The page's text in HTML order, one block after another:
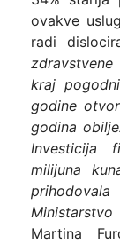
ovakve
radi
kraj
godine
godina
Investicija
milijuna
Martina